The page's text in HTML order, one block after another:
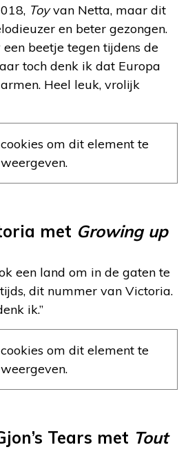
Toyvan Netta, maar dit
en beter gezongen.
beetje tegen tijdens de
toch denk ik dat Europa
Heel leuk, vrolijk
om dit element te
weergeven.
met Growing up
een land om in de gaten te
dit nummer van Victoria.
ik.”
om dit element te
weergeven.
Tears met Tout